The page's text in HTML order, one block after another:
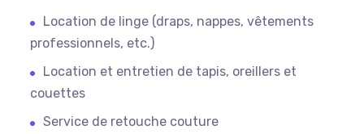
Location de linge (draps, nappes, vêtements
professionnels, etc.)
Location et entretien de tapis, oreillers et
couettes
Service de retouche couture